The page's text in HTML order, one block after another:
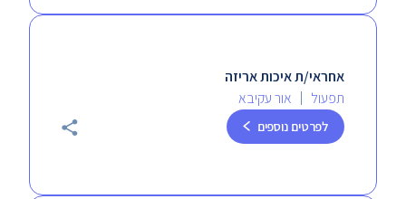
אחראי/ת איכות אריזה
אור עקיבא
תפעול
לפרטים נוספים